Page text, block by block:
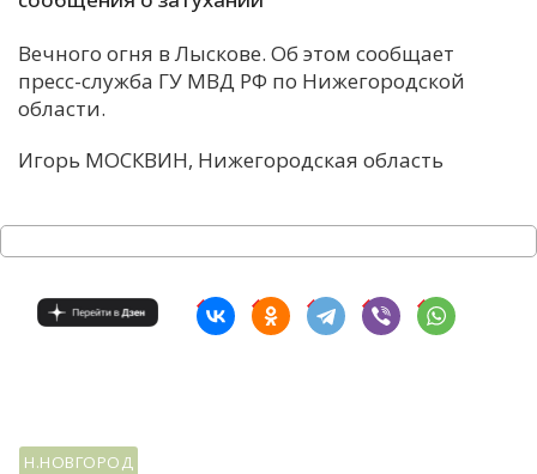
К
С
Т
У
Вечного огня в Лыскове. Об этом сообщает
пресс-служба ГУ МВД РФ по Нижегородской
области.
Игорь МОСКВИН, Нижегородская область
Н.НОВГОРОД